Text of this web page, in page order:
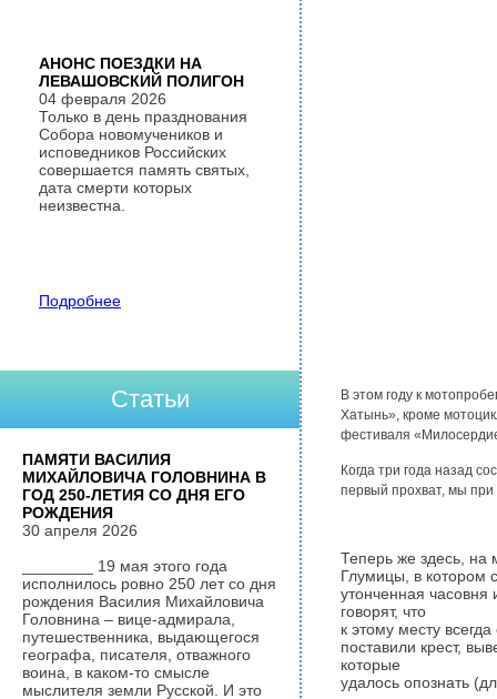
В этом году к
Хатынь», кроме
фестиваля
Когда три года назад
первый прохват, мы
Теперь же здесь, на
Глумицы, в котором
утонченная
говорят, что
к этому месту
поставили крест,
которые
удалось опознать
АНОНС ПОЕЗДКИ НА
ЛЕВАШОВСКИЙ ПОЛИГОН
04 февраля 2026
Только в день празднования
Собора новомучеников и
исповедников Российских
совершается память святых,
дата смерти которых
неизвестна.
Подробнее
Статьи
ПАМЯТИ ВАСИЛИЯ
МИХАЙЛОВИЧА ГОЛОВНИНА В
ГОД 250-ЛЕТИЯ СО ДНЯ ЕГО
РОЖДЕНИЯ
30 апреля 2026
________ 19 мая этого года
исполнилось ровно 250 лет со дня
рождения Василия Михайловича
Головнина – вице-адмирала,
путешественника, выдающегося
географа, писателя, отважного
воина, в каком-то смысле
мыслителя земли Русской. И это